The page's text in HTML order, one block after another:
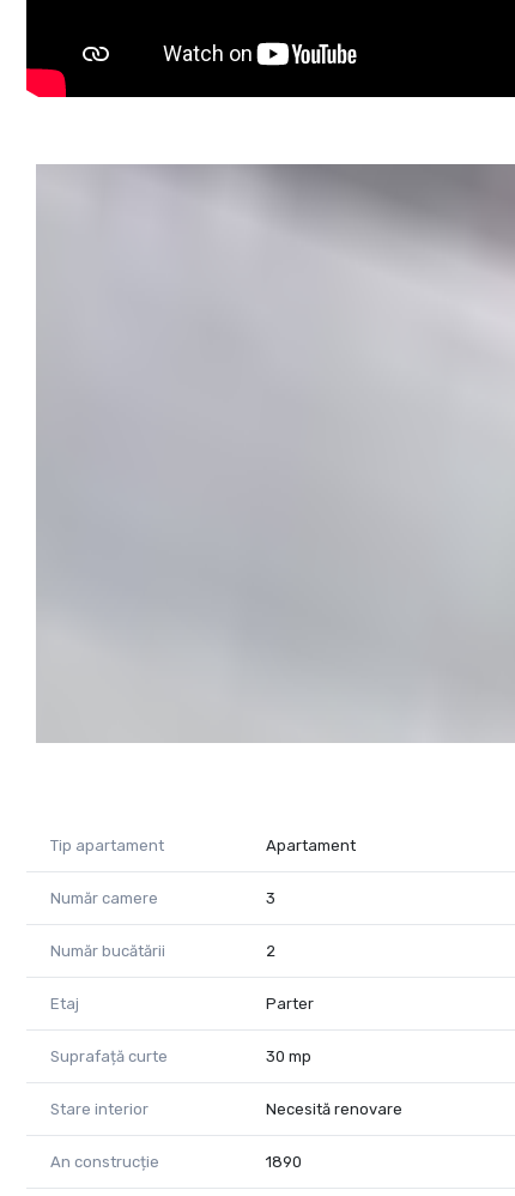
* investitori care urmăresc randament și aprecierea
* persoane care doresc să dezvolte apartamente
Tip apartament Apartament
Număr camere 3
Număr bucătării 2
Etaj Parter
Suprafață curte 30 mp
Stare interior Necesită renovare
An construcție 1890